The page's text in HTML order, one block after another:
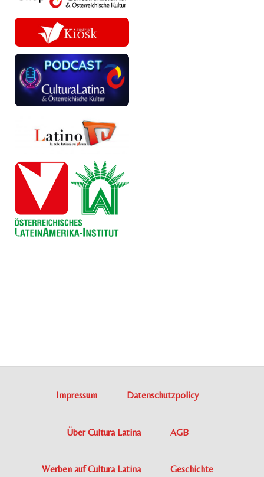
Impressum Datenschutzpolicy
Über Cultura Latina AGB
Werben auf Cultura Latina Geschichte